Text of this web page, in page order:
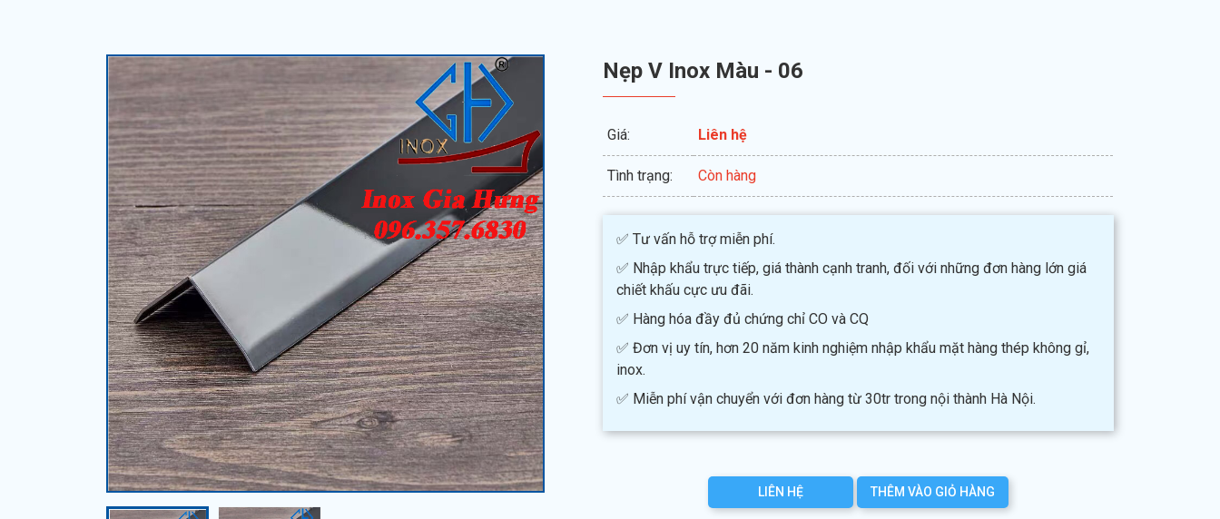
Nẹp V Inox Màu - 06
Giá: Liên hệ
Tình trạng: Còn hàng
✅ Tư vấn hỗ trợ miễn phí.
✅ Nhập khẩu trực tiếp, giá thành cạnh tranh, đối với những đơn hàng lớn giá
chiết khấu cực ưu đãi.
✅ Hàng hóa đầy đủ chứng chỉ CO và CQ
✅ Đơn vị uy tín, hơn 20 năm kinh nghiệm nhập khẩu mặt hàng thép không gỉ,
inox.
✅ Miễn phí vận chuyển với đơn hàng từ 30tr trong nội thành Hà Nội.
LIÊN HỆ THÊM VÀO GIỎ HÀNG